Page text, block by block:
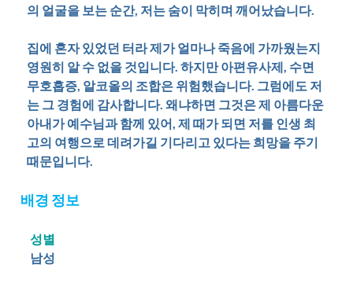
의 얼굴을 보는 순간, 저는 숨이 막히며 깨어났습니다.
집에 혼자 있었던 터라 제가 얼마나 죽음에 가까웠는지
영원히 알 수 없을 것입니다. 하지만 아편유사제, 수면
무호흡증, 알코올의 조합은 위험했습니다. 그럼에도 저
는 그 경험에 감사합니다. 왜냐하면 그것은 제 아름다운
아내가 예수님과 함께 있어, 제 때가 되면 저를 인생 최
고의 여행으로 데려가길 기다리고 있다는 희망을 주기
배경 정보
성별
남성